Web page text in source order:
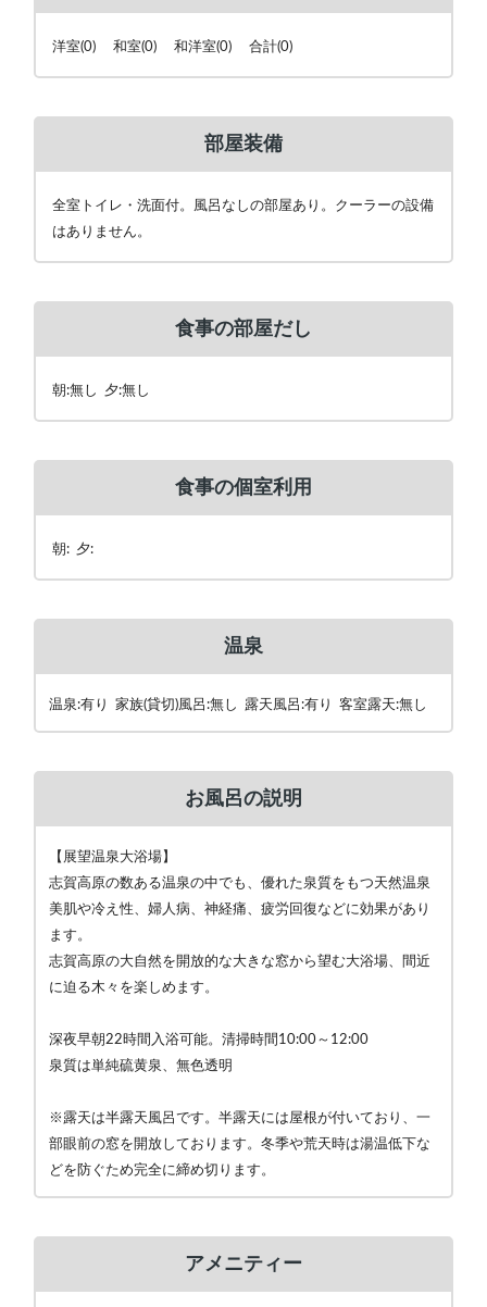
洋室(0) 和室(0) 和洋室(0) 合計(0)
部屋装備
全室トイレ・洗面付。風呂なしの部屋あり。クーラーの設備
はありません。
食事の部屋だし
朝:無し 夕:無し
食事の個室利用
朝: 夕:
温泉
温泉:有り 家族(貸切)風呂:無し 露天風呂:有り 客室露天:無し
お風呂の説明
【展望温泉大浴場】
志賀高原の数ある温泉の中でも、優れた泉質をもつ天然温泉
美肌や冷え性、婦人病、神経痛、疲労回復などに効果があり
ます。
志賀高原の大自然を開放的な大きな窓から望む大浴場、間近
に迫る木々を楽しめます。
深夜早朝22時間入浴可能。清掃時間10:00～12:00
泉質は単純硫黄泉、無色透明
※露天は半露天風呂です。半露天には屋根が付いており、一
部眼前の窓を開放しております。冬季や荒天時は湯温低下な
どを防ぐため完全に締め切ります。
アメニティー